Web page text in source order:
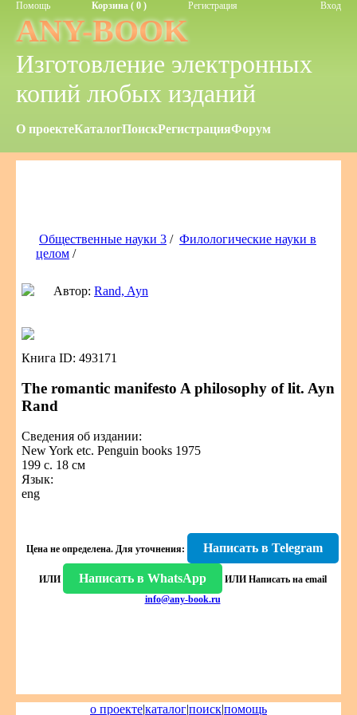
Помощь Корзина ( 0 ) Регистрация Вход
ANY-BOOK
Изготовление электронных
копий любых изданий
О проектеКаталогПоискРегистрацияФорум
Общественные науки 3 / Филологические науки в
целом /
Автор: Rand, Ayn
Книга ID: 493171
The romantic manifesto A philosophy of lit. Ayn
Rand
Сведения об издании:
New York etc. Penguin books 1975
199 с. 18 см
Язык:
eng
Цена не определена. Для уточнения: Написать в Telegram
ИЛИ Написать в WhatsApp ИЛИ Написать на email
info@any-book.ru
о проекте|каталог|поиск|помощь